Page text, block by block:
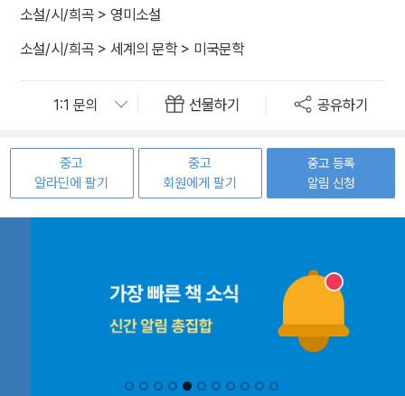
소설/시/희곡 > 영미소설
소설/시/희곡 > 세계의 문학> 미국문학
선물하기 공유하기
중고
알라딘에 팔기
중고
회원에게 팔기
중고 등록
알림 신청